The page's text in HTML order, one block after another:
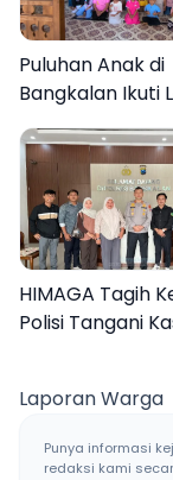
Puluhan Anak di
Bangkalan Ikuti
Mewarnai
Liburan Keluarga
HIMAGA Tagih
Polisi Tangani
Laporan Warga
Punya informasi
redaksi kami